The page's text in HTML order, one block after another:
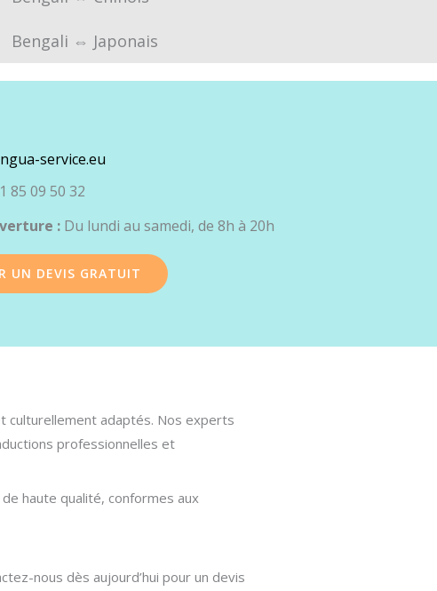
Bengali ⇔ Japonais
service.eu
85 09 50 32
: Du lundi au samedi, de 8h à 20h
UN DEVIS GRATUIT
culturellement adaptés. Nos experts
professionnelles et
haute qualité, conformes aux
nous dès aujourd’hui pour un devis